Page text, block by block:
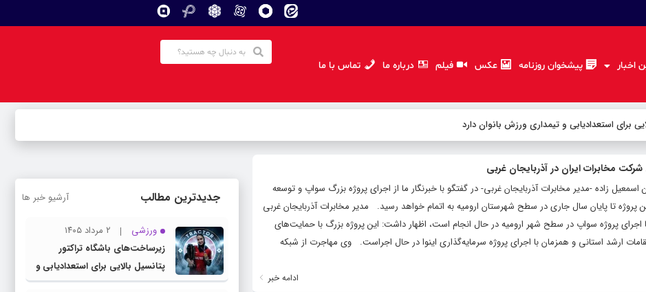
اخبار پیشخوان روزنامه عکس فیلم درباره ما تماس با ما
برای استعدادیابی و تیمداری ورزش بانوان دارد
اسمعیل زاده -مدیر مخابرات آذربایجان غربی- در گفتگو با خبرنگار ما از اجرای پروژه بزرگ سواپ و توسعه
پروژه تا پایان سال جاری در سطح شهرستان ارومیه به اتمام خواهد رسید. مدیر مخابرات آذربایجان غربی
با اجرای پروژه سواپ در سطح شهر ارومیه در حال انجام است، اظهار داشت: این پروژه بزرگ با حمایت‌های
ارشد استانی و همزمان با اجرای پروژه سرمایه‌گذاری اینوا در حال اجراست. وی مهاجرت از شبکه
ادامه خبر
جدیدترین مطالب آرشیو خبر ها
ورزشی
۲ مرداد ۱۴۰۵
زیرساخت‌های باشگاه تراکتور
پتانسیل بالایی برای استعدادیابی و
تیمداری ورزش بانوان دارد